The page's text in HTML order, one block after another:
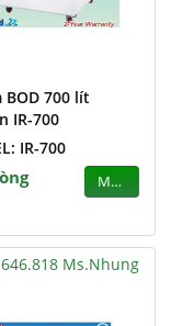
BOD 700 lít
IR-700
IR-700
MUA
Ms.Nhung